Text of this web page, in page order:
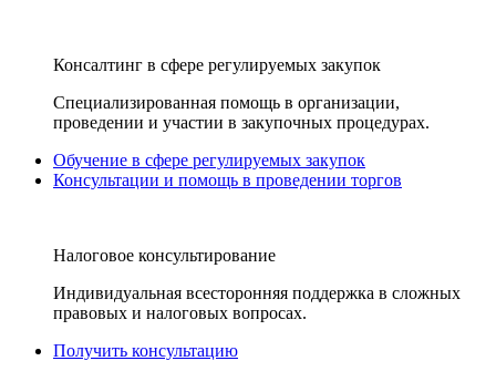
Консалтинг в сфере регулируемых закупок
Специализированная помощь в организации,
проведении и участии в закупочных процедурах.
Обучение в сфере регулируемых закупок
Консультации и помощь в проведении торгов
Налоговое консультирование
Индивидуальная всесторонняя поддержка в сложных
правовых и налоговых вопросах.
Получить консультацию